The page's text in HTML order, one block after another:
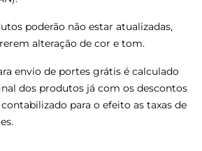
poderão não estar atualizadas,
alteração de cor e tom.
envio de portes grátis é calculado
dos produtos já com os descontos
para o efeito as taxas de